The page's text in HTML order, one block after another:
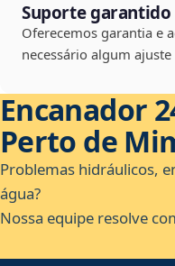
Suporte garantido
Oferecemos garantia e
necessário algum
Encanador
Perto de
Problemas hidráulicos,
água?
Nossa equipe resolve